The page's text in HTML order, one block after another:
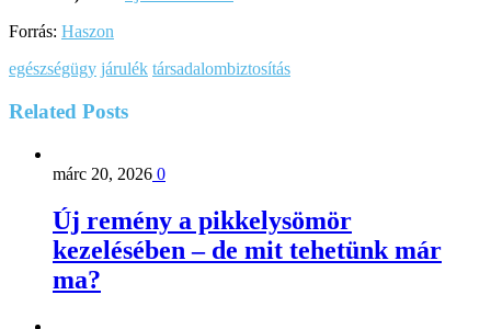
Forrás: Haszon
egészségügy járulék társadalombiztosítás
Related Posts
márc 20, 2026 0
Új remény a pikkelysömör
kezelésében – de mit tehetünk már
ma?